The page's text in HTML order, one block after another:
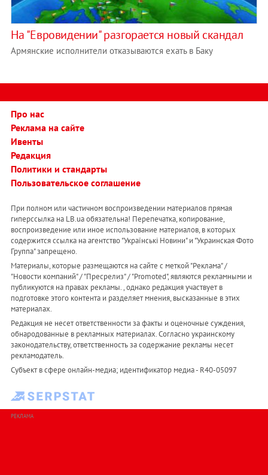
На "Евровидении" разгорается новый скандал
Армянские исполнители отказываются ехать в Баку
Про нас
Реклама на сайте
Ивенты
Редакция
Политики и стандарты
Пользовательское соглашение
При полном или частичном воспроизведении материалов прямая
гиперссылка на LB.ua обязательна! Перепечатка, копирование,
воспроизведение или иное использование материалов, в которых
содержится ссылка на агентство "Українськi Новини" и "Украинская Фото
Группа" запрещено.
Материалы, которые размещаются на сайте с меткой "Реклама" /
"Новости компаний" / "Пресрелиз" / "Promoted", являются рекламными и
публикуются на правах рекламы. , однако редакция участвует в
подготовке этого контента и разделяет мнения, высказанные в этих
материалах.
Редакция не несет ответственности за факты и оценочные суждения,
обнародованные в рекламных материалах. Согласно украинскому
законодательству, ответственность за содержание рекламы несет
рекламодатель.
Субъект в сфере онлайн-медиа; идентификатор медиа - R40-05097
РЕКЛАМА